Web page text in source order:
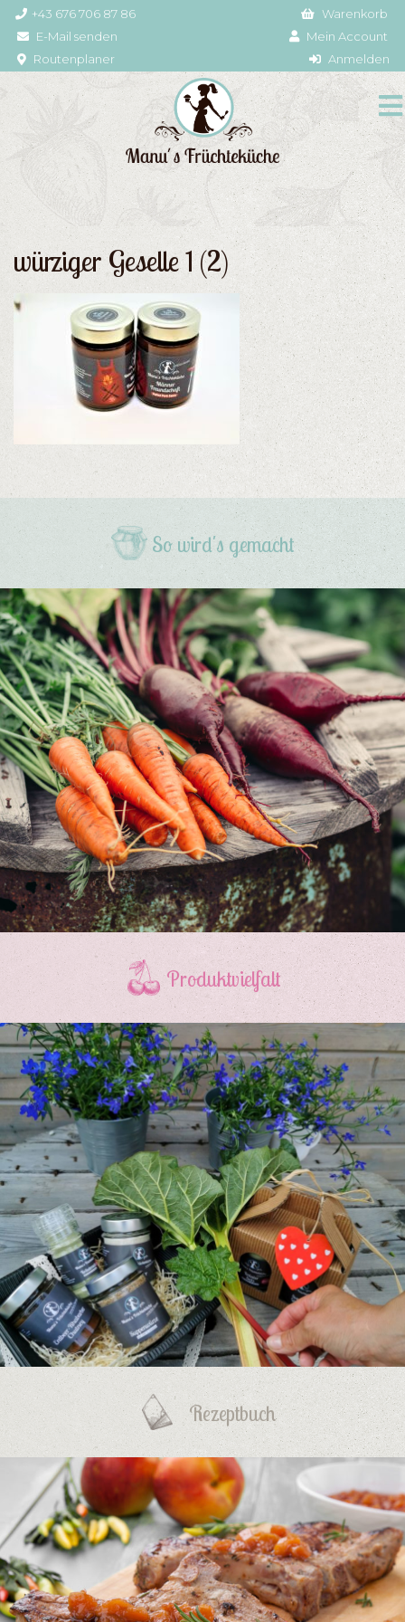
+43 676 706 87 86
E-Mail senden
Routenplaner
Warenkorb
Mein Account
Anmelden
würziger Geselle 1 (2)
So wird's gemacht
Produktvielfalt
Rezeptbuch